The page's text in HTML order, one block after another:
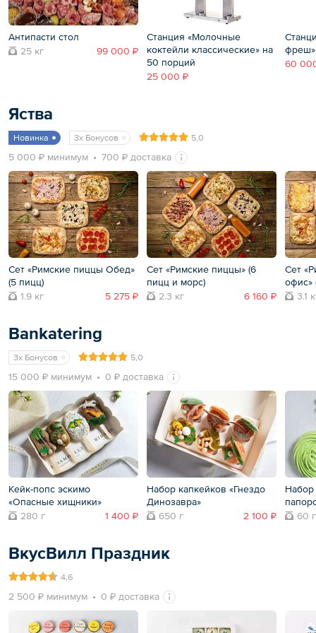
Антипасти стол
25 кг
99 000 ₽
Станция «Молочные
коктейли классические» на
50 порций
25 000 ₽
фреш»
60
Яства
Новинка 3x Бонусов 5,0
5 000 ₽ минимум 700 ₽ доставка
Сет «Римские пиццы Обед»
(5 пицц)
1.9 кг
5 275 ₽
Сет «Римские пиццы» (6
пицц и морс)
2.3 кг
6 160 ₽
Сет
офис»
3.1
Bankatering
3x Бонусов 5,0
15 000 ₽ минимум 0 ₽ доставка
Кейк-попс эскимо
«Опасные хищники»
280 г
1 400 ₽
Набор капкейков «Гнездо
Динозавра»
650 г
2 100 ₽
Набор
60 г
ВкусВилл Праздник
4,6
2 500 ₽ минимум 0 ₽ доставка